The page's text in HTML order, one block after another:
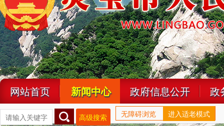
网站首页 新闻中心 政府信息公开 政
高级搜索 无障碍浏览 进入适老模式